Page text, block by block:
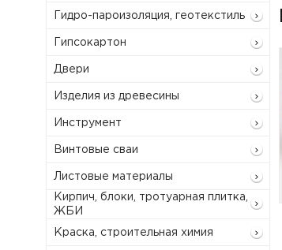
Гидро-пароизоляция, геотекстиль
Гипсокартон
Двери
Изделия из древесины
Инструмент
Винтовые сваи
Листовые материалы
Кирпич, блоки, тротуарная плитка,
ЖБИ
Краска, строительная химия